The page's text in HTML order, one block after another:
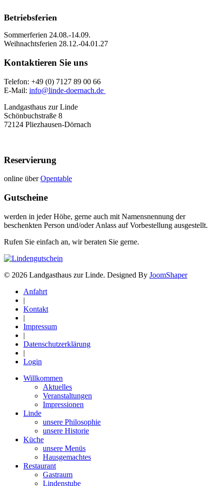
Betriebsferien
Sommerferien 24.08.-14.09.
Weihnachtsferien 28.12.-04.01.27
Kontaktieren Sie uns
Telefon: +49 (0) 7127 89 00 66
E-Mail: info@linde-doernach.de
Landgasthaus zur Linde
Schönbuchstraße 8
72124 Pliezhausen-Dörnach
Reservierung
online überOpentable
Gutscheine
werden in jeder Höhe, gerne auch mit Namensnennung der
beschenkten Person und/oder Anlass auf Vorbestellung ausgestellt.
Rufen Sie einfach an, wir beraten Sie gerne.
© 2026 Landgasthaus zur Linde. Designed By JoomShaper
Anfahrt
|
Kontakt
|
Impressum
|
Datenschutzerklärung
|
Login
Willkommen
Aktuelles
Veranstaltungen
Impressionen
Linde
unsere Philosophie
unsere Historie
Küche
unsere Menüs
Hausgemachtes
Restaurant
Gastraum
Lindenstube